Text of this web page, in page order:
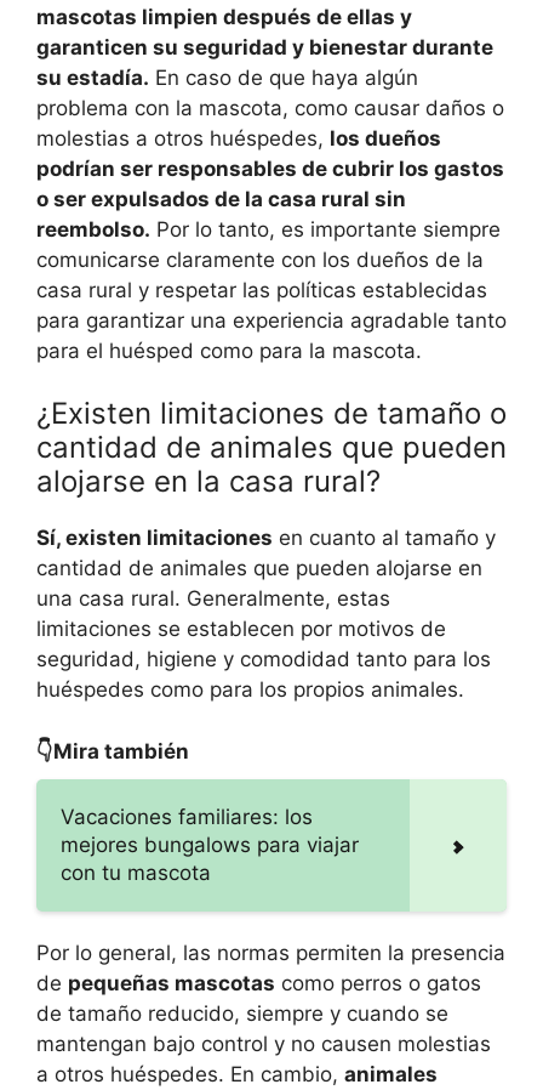
mascotas limpien después de ellas y
garanticen su seguridad y bienestar durante
su estadía. En caso de que haya algún
problema con la mascota, como causar daños o
molestias a otros huéspedes, los dueños
podrían ser responsables de cubrir los gastos
o ser expulsados de la casa rural sin
reembolso. Por lo tanto, es importante siempre
comunicarse claramente con los dueños de la
casa rural y respetar las políticas establecidas
para garantizar una experiencia agradable tanto
para el huésped como para la mascota.
¿Existen limitaciones de tamaño o
cantidad de animales que pueden
alojarse en la casa rural?
Sí, existen limitaciones en cuanto al tamaño y
cantidad de animales que pueden alojarse en
una casa rural. Generalmente, estas
limitaciones se establecen por motivos de
seguridad, higiene y comodidad tanto para los
huéspedes como para los propios animales.
👇Mira también
Vacaciones familiares: los
mejores bungalows para viajar
con tu mascota
Por lo general, las normas permiten la presencia
de pequeñas mascotas como perros o gatos
de tamaño reducido, siempre y cuando se
mantengan bajo control y no causen molestias
a otros huéspedes. En cambio, animales